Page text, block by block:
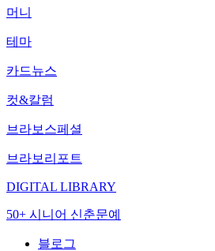
머니
테마
카드뉴스
컷&칼럼
브라보스페셜
브라보리포트
DIGITAL LIBRARY
50+ 시니어 신춘문예
블로그